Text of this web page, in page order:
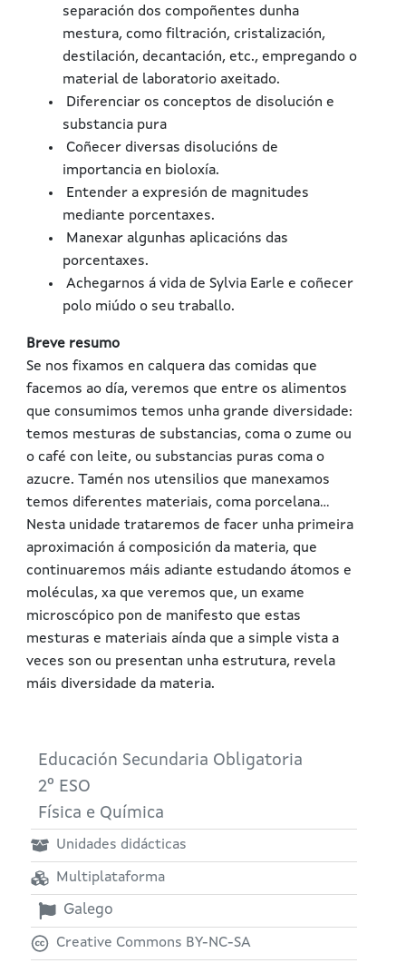
separación dos compoñentes dunha
mestura, como filtración, cristalización,
destilación, decantación, etc., empregando o
material de laboratorio axeitado.
Diferenciar os conceptos de disolución e
substancia pura
Coñecer diversas disolucións de
importancia en bioloxía.
Entender a expresión de magnitudes
mediante porcentaxes.
Manexar algunhas aplicacións das
porcentaxes.
Achegarnos á vida de Sylvia Earle e coñecer
polo miúdo o seu traballo.
Breve resumo
Se nos fixamos en calquera das comidas que
facemos ao día, veremos que entre os alimentos
que consumimos temos unha grande diversidade:
temos mesturas de substancias, coma o zume ou
o café con leite, ou substancias puras coma o
azucre. Tamén nos utensilios que manexamos
temos diferentes materiais, coma porcelana...
Nesta unidade trataremos de facer unha primeira
aproximación á composición da materia, que
continuaremos máis adiante estudando átomos e
moléculas, xa que veremos que, un exame
microscópico pon de manifesto que estas
mesturas e materiais aínda que a simple vista a
veces son ou presentan unha estrutura, revela
máis diversidade da materia.
Educación Secundaria Obligatoria
2º ESO
Física e Química
Unidades didácticas
Multiplataforma
Galego
Creative Commons BY-NC-SA